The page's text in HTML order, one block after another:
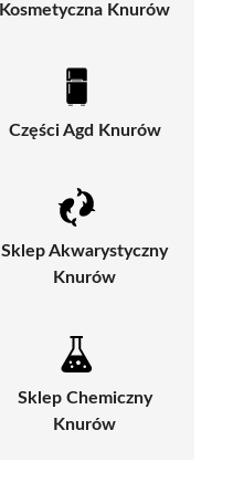
Kosmetyczna Knurów
Części Agd Knurów
Sklep Akwarystyczny
Knurów
Sklep Chemiczny
Knurów